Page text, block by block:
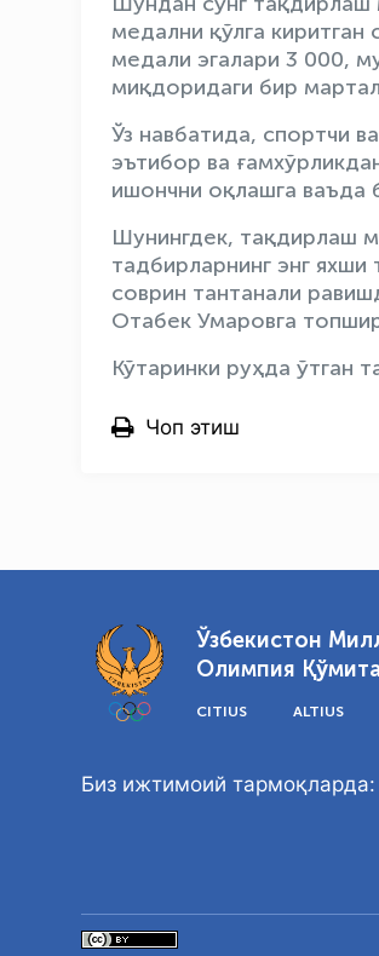
медални қўлга
медали эгалари 3 000,
миқдоридаги бир
Ўз навбатида, спортчи
эътибор ва
ишончни оқлашга ваъда
Шунингдек, тақдирлаш
тадбирларнинг энг
соврин тантанали
Отабек Умаровга
Кўтаринки руҳда ўтган
Чоп этиш
Ўзбекистон
Олимпия
CITIUS ALTIUS
Биз ижтимоий тармоқларда: